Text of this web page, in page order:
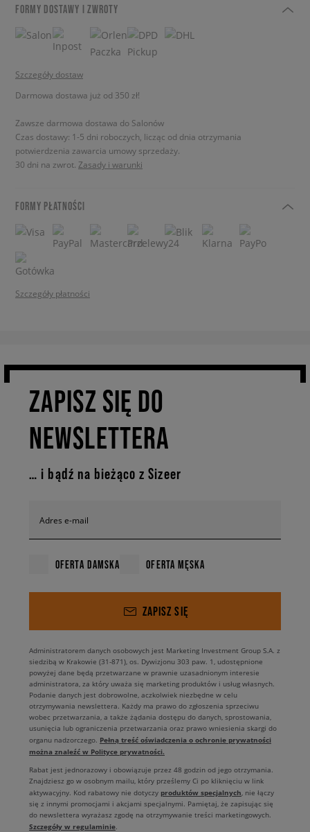
FORMY DOSTAWY I ZWROTY
Szczegóły dostaw
Darmowa dostawa już od 350 zł!
Zawsze darmowa dostawa do Salonów
Czas dostawy: 1-5 dni roboczych, licząc od dnia otrzymania
potwierdzenia zawarcia umowy sprzedaży.
30 dni na zwrot. Zasady i warunki
FORMY PŁATNOŚCI
Szczegóły płatności
ZAPISZ SIĘ DO
NEWSLETTERA
… i bądź na bieżąco z Sizeer
Adres e-mail
OFERTA DAMSKA OFERTA MĘSKA
ZAPISZ SIĘ
Administratorem danych osobowych jest Marketing Investment Group S.A. z
siedzibą w Krakowie (31-871), os. Dywizjonu 303 paw. 1, udostępnione
powyżej dane będą przetwarzane w prawnie uzasadnionym interesie
administratora, za który uważa się marketing produktów i usług własnych.
Podanie danych jest dobrowolne, aczkolwiek niezbędne w celu
otrzymywania newslettera. Każdy ma prawo do zgłoszenia sprzeciwu
wobec przetwarzania, a także żądania dostępu do danych, sprostowania,
usunięcia lub ograniczenia przetwarzania oraz prawo wniesienia skargi do
organu nadzorczego. Pełną treść oświadczenia o ochronie prywatności
można znaleźć w Polityce prywatności.
Rabat jest jednorazowy i obowiązuje przez 48 godzin od jego otrzymania.
Znajdziesz go w osobnym mailu, który prześlemy Ci po kliknięciu w link
aktywacyjny. Kod rabatowy nie dotyczy produktów specjalnych, nie łączy
się z innymi promocjami i akcjami specjalnymi. Pamiętaj, że zapisując się
do newslettera wyrażasz zgodę na otrzymywanie treści marketingowych.
Szczegóły w regulaminie.